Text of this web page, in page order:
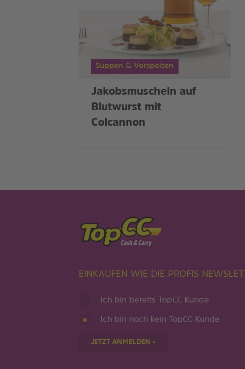
Suppen & Vorspeisen
Jakobsmuscheln auf
Blutwurst mit
Colcannon
EINKAUFEN WIE DIE PROFIS
Ich bin bereits TopCC Kunde
Ich bin noch kein TopCC Kunde
JETZT ANMELDEN »